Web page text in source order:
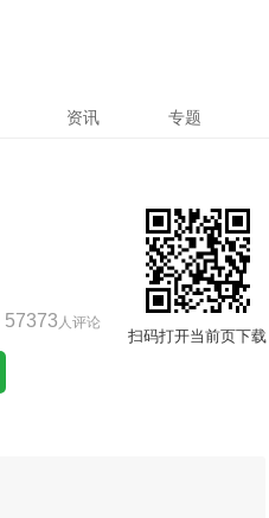
资讯 专题
57373 人评论
扫码打开当前页下载